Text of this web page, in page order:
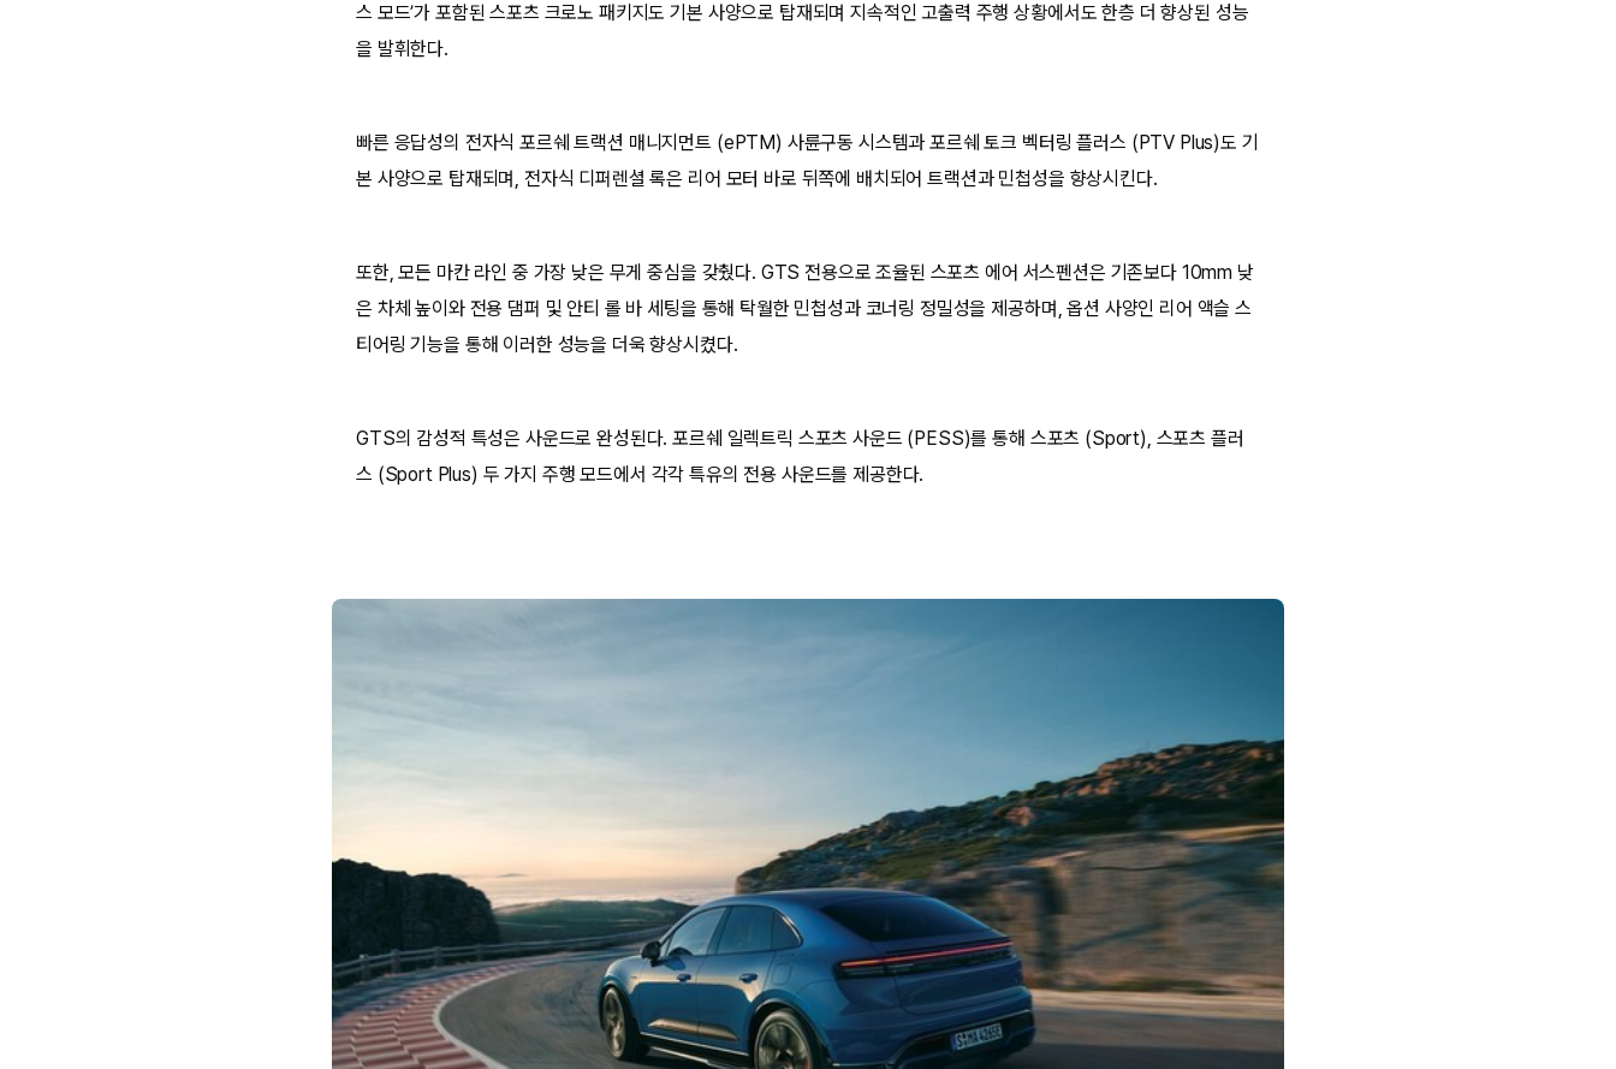
스 모드’가 포함된 스포츠 크로노 패키지도 기본 사양으로 탑재되며 지속적인 고출력 주행 상황에서도 한층 더 향상된 성능
을 발휘한다.
빠른 응답성의 전자식 포르쉐 트랙션 매니지먼트 (ePTM) 사륜구동 시스템과 포르쉐 토크 벡터링 플러스 (PTV Plus)도 기
본 사양으로 탑재되며, 전자식 디퍼렌셜 록은 리어 모터 바로 뒤쪽에 배치되어 트랙션과 민첩성을 향상시킨다.
또한, 모든 마칸 라인 중 가장 낮은 무게 중심을 갖췄다. GTS 전용으로 조율된 스포츠 에어 서스펜션은 기존보다 10mm 낮
은 차체 높이와 전용 댐퍼 및 안티 롤 바 세팅을 통해 탁월한 민첩성과 코너링 정밀성을 제공하며, 옵션 사양인 리어 액슬 스
티어링 기능을 통해 이러한 성능을 더욱 향상시켰다.
GTS의 감성적 특성은 사운드로 완성된다. 포르쉐 일렉트릭 스포츠 사운드 (PESS)를 통해 스포츠 (Sport), 스포츠 플러
스 (Sport Plus) 두 가지 주행 모드에서 각각 특유의 전용 사운드를 제공한다.